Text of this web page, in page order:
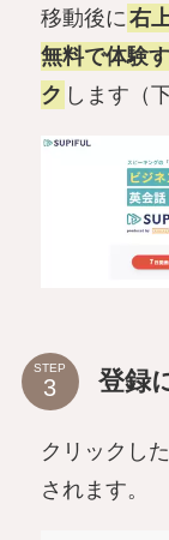
移動後に右
無料で体験
ク します（
STEP 登録
クリックし
されます。